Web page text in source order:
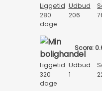
Liggetid Udbud
280
dage
206
Score:
Liggetid Udbud
320
dage
1